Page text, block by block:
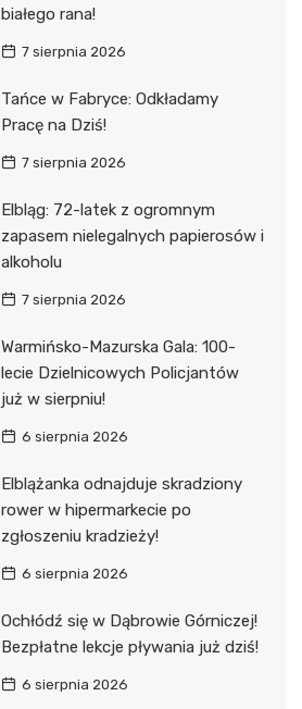
białego rana!
7 sierpnia 2026
Tańce w Fabryce: Odkładamy
Pracę na Dziś!
7 sierpnia 2026
Elbląg: 72-latek z ogromnym
zapasem nielegalnych papierosów i
alkoholu
7 sierpnia 2026
Warmińsko-Mazurska Gala: 100-
lecie Dzielnicowych Policjantów
już w sierpniu!
6 sierpnia 2026
Elblążanka odnajduje skradziony
rower w hipermarkecie po
zgłoszeniu kradzieży!
6 sierpnia 2026
Ochłódź się w Dąbrowie Górniczej!
Bezpłatne lekcje pływania już dziś!
6 sierpnia 2026